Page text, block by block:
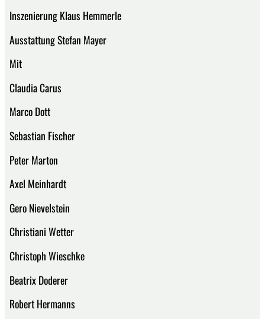
Inszenierung Klaus Hemmerle
Ausstattung Stefan Mayer
Mit
Claudia Carus
Marco Dott
Sebastian Fischer
Peter Marton
Axel Meinhardt
Gero Nievelstein
Christiani Wetter
Christoph Wieschke
Beatrix Doderer
Robert Hermanns